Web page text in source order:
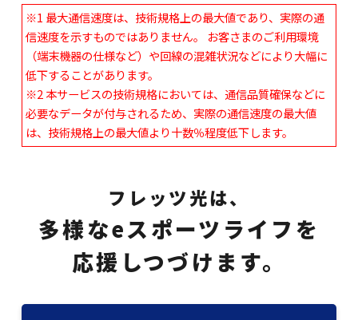
※1 最大通信速度は、技術規格上の最大値であり、実際の通
信速度を示すものではありません。 お客さまのご利用環境
（端末機器の仕様など）や回線の混雑状況などにより大幅に
低下することがあります。
※2 本サービスの技術規格においては、通信品質確保などに
必要なデータが付与されるため、実際の通信速度の最大値
は、技術規格上の最大値より十数％程度低下します。
フレッツ光は、
多様なeスポーツライフを
応援しつづけます。